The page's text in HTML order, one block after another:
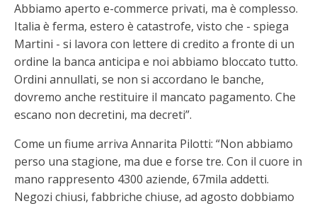
Abbiamo aperto e-commerce privati, ma è complesso.
Italia è ferma, estero è catastrofe, visto che - spiega
Martini - si lavora con lettere di credito a fronte di un
ordine la banca anticipa e noi abbiamo bloccato tutto.
Ordini annullati, se non si accordano le banche,
dovremo anche restituire il mancato pagamento. Che
escano non decretini, ma decreti”.
Come un fiume arriva Annarita Pilotti: “Non abbiamo
perso una stagione, ma due e forse tre. Con il cuore in
mano rappresento 4300 aziende, 67mila addetti.
Negozi chiusi, fabbriche chiuse, ad agosto dobbiamo